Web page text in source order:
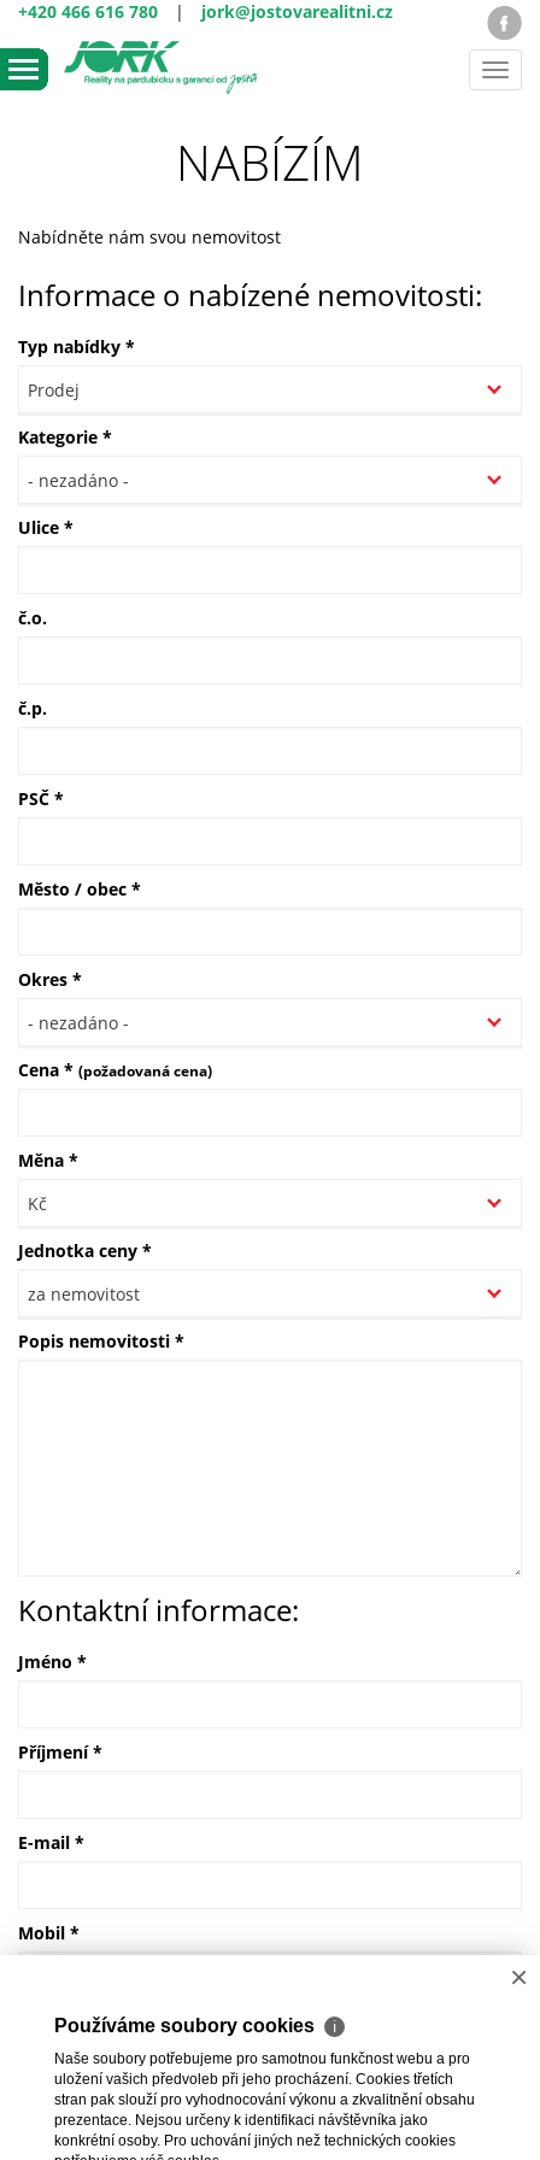
+420 466 616 780 | jork@jostovarealitni.cz
NABÍZÍM
Nabídněte nám svou nemovitost
Informace o nabízené nemovitosti:
Typ nabídky *
Kategorie *
Ulice *
č.o.
č.p.
PSČ *
Město / obec *
Okres *
Cena * (požadovaná cena)
Měna *
Jednotka ceny *
Popis nemovitosti *
Kontaktní informace:
Jméno *
Příjmení*
E-mail *
Mobil *
ODESLAT NABÍDKU
Všechny údaje jsou povinné, děkujeme za jejich vyplnění
×
Používáme soubory cookies ℹ
Naše soubory potřebujeme pro samotnou funkčnost webu a pro
uložení vašich předvoleb při jeho procházení. Cookies třetích
stran pak slouží pro vyhodnocování výkonu a zkvalitnění obsahu
prezentace. Nejsou určeny k identifikaci návštěvníka jako
konkrétní osoby. Pro uchování jiných než technických cookies